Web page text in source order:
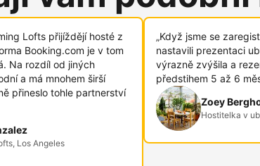
Lofts přijíždějí hosté z
Booking.com je v tom
Na rozdíl od jiných
a má mnohem širší
přineslo tohle partnerství
Los Angeles
„Když jsme se
nastavili prezentaci
výrazně zvýšila a
předstihem 5 až 6
Zoey
Hostitelka v